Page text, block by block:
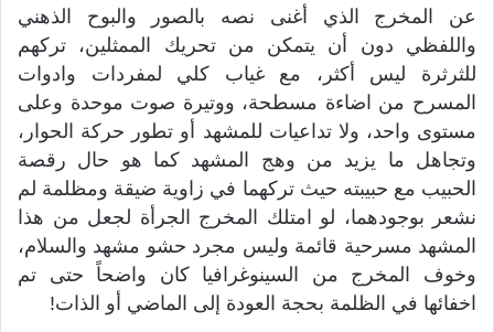
عن المخرج الذي أغنى نصه بالصور والبوح الذهني
واللفظي دون أن يتمكن من تحريك الممثلين، تركهم
للثرثرة ليس أكثر، مع غياب كلي لمفردات وادوات
المسرح من اضاءة مسطحة، ووتيرة صوت موحدة وعلى
مستوى واحد، ولا تداعيات للمشهد أو تطور حركة الحوار،
وتجاهل ما يزيد من وهج المشهد كما هو حال رقصة
الحبيب مع حبيبته حيث تركهما في زاوية ضيقة ومظلمة لم
نشعر بوجودهما، لو امتلك المخرج الجرأة لجعل من هذا
المشهد مسرحية قائمة وليس مجرد حشو مشهد والسلام،
وخوف المخرج من السينوغرافيا كان واضحاً حتى تم
اخفائها في الظلمة بحجة العودة إلى الماضي أو الذات!